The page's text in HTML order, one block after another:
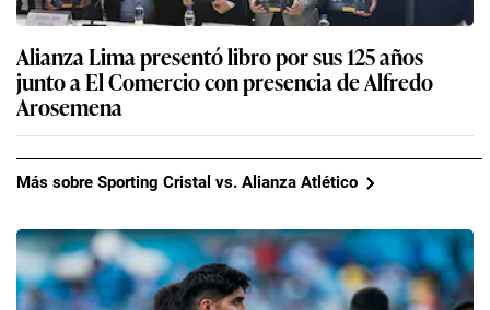
Alianza Lima presentó libro por sus 125 años
junto a El Comercio con presencia de Alfredo
Arosemena
Más sobre Sporting Cristal vs. Alianza Atlético